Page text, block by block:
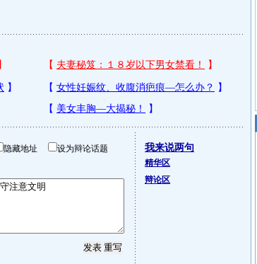
隐藏地址 设为辩论话题 我来说两句
精华区
辩论区